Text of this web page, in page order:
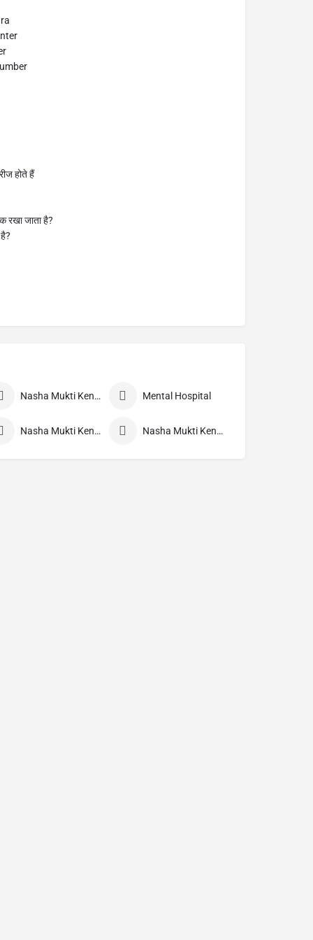
होते हैं
रखा जाता है?
Nasha Mukti Kendra Mental Hospital
Nasha Mukti Kendra Nepal Nasha Mukti Kendra Morang